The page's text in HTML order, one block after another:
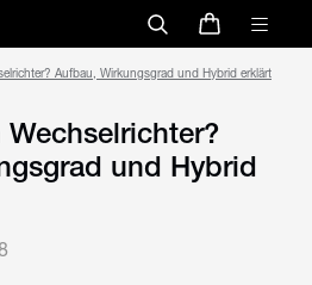
Aufbau, Wirkungsgrad und Hybrid erklärt
und Hybrid